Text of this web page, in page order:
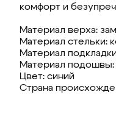
комфорт и
Материал верха:
Материал стельки:
Материал
Материал подошвы:
Цвет: синий
Страна